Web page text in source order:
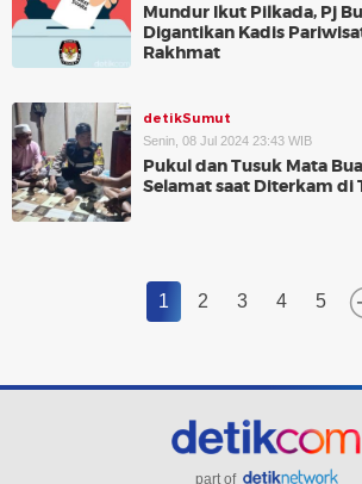
Mundur Ikut Pilkada, Pj
Digantikan Kadis
Rakhmat
detikSumut
Senin, 08 Jul 2024 23:43 WIB
Pukul dan Tusuk Mata
Selamat saat Diterkam di
1 2 3 4 5
part of